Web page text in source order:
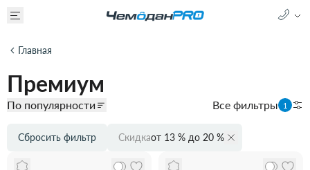
Главная
Премиум
По популярности Все фильтры 1
Скидкаот 13 % до 20 %
Сбросить фильтр